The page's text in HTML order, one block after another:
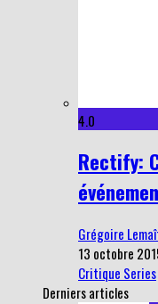
4.0
Rectify:
Grégoire
13 octobre
Critique Series
Derniers articles